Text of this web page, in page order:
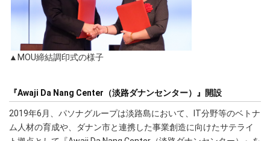
▲MOU締結調印式の様子
『Awaji Da Nang Center（淡路ダナンセンター）』開設
2019年6月、パソナグループは淡路島において、IT分野等のベトナ
ム人材の育成や、ダナン市と連携した事業創造に向けたサテライ